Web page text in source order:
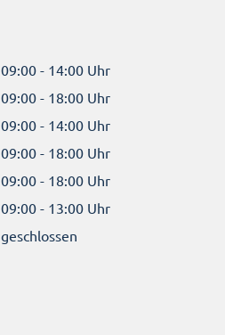
09:00 - 14:00 Uhr
09:00 - 18:00 Uhr
09:00 - 14:00 Uhr
09:00 - 18:00 Uhr
09:00 - 18:00 Uhr
09:00 - 13:00 Uhr
geschlossen